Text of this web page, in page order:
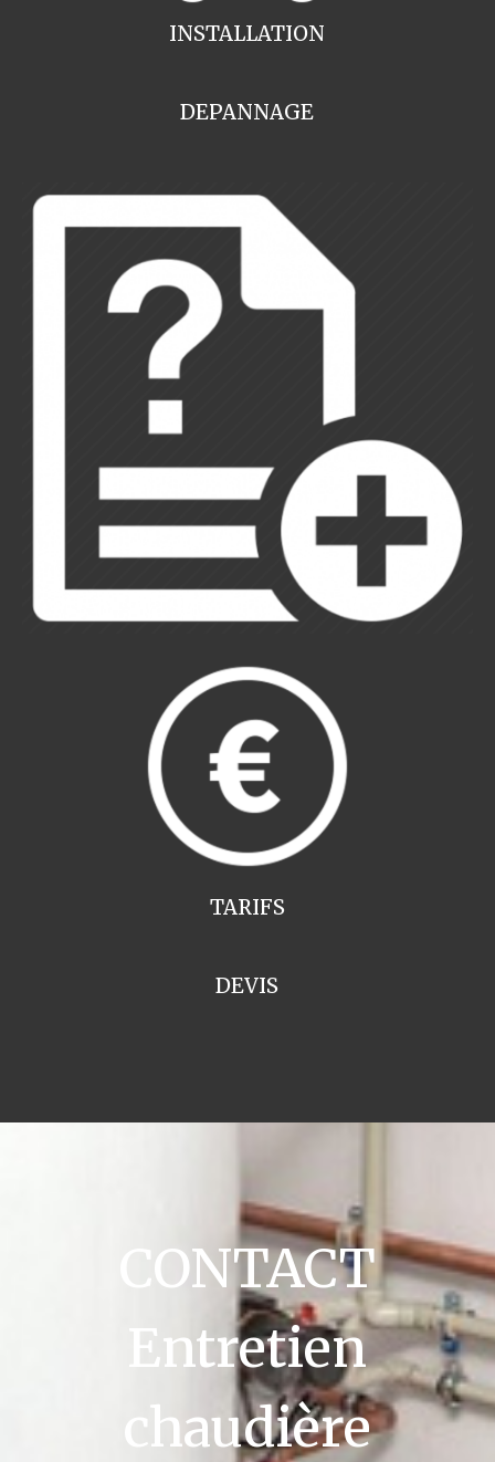
INSTALLATION
DEPANNAGE
TARIFS
DEVIS
CONTACT
Entretien
chaudière